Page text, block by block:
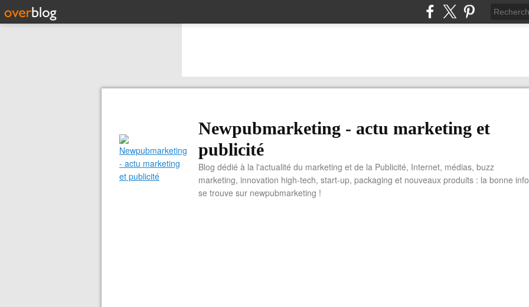
Newpubmarketing - actu marketing et
publicité
Blog dédié à la l'actualité du marketing et de la Publicité, Internet, médias, buzz
marketing, innovation high-tech, start-up, packaging et nouveaux produits : la bonne info
se trouve sur newpubmarketing !